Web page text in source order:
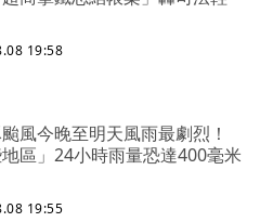
19:58
風今晚至明天風雨最劇烈！
地區」24小時雨量恐達400毫米
19:55